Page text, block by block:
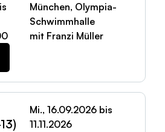
München, Olympia-
Schwimmhalle
mit Franzi Müller
Mi., 16.09.2026 bis
11.11.2026